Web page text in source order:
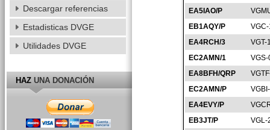
EA5IAO/P
EB1AQY/P
EA4RCH/3
VGT-
EC2AMN/1
EA8BFH/QRP
EC2AMN/P
EA4EVY/P
EB3JT/P
VGL-
Descargar referencias
Estadisticas DVGE
Utilidades DVGE
HAZUNA DONACIÓN